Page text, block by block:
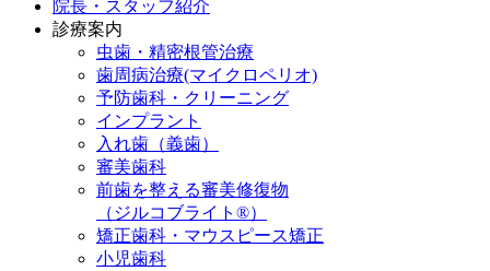
院長・スタッフ紹介
診療案内
虫歯・精密根管治療
歯周病治療(マイクロペリオ)
予防歯科・クリーニング
インプラント
入れ歯（義歯）
審美歯科
前歯を整える審美修復物
（ジルコブライト®）
矯正歯科・マウスピース矯正
小児歯科